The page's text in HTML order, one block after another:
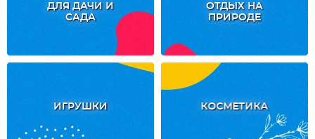
ДЛЯ ДАЧИ И
САДА
ОТДЫХ НА
ПРИРОДЕ
ИГРУШКИ КОСМЕТИКА